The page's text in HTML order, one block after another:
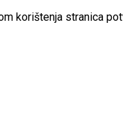
korištenja stranica